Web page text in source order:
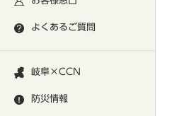
よくあるご質問
岐阜×CCN
防災情報